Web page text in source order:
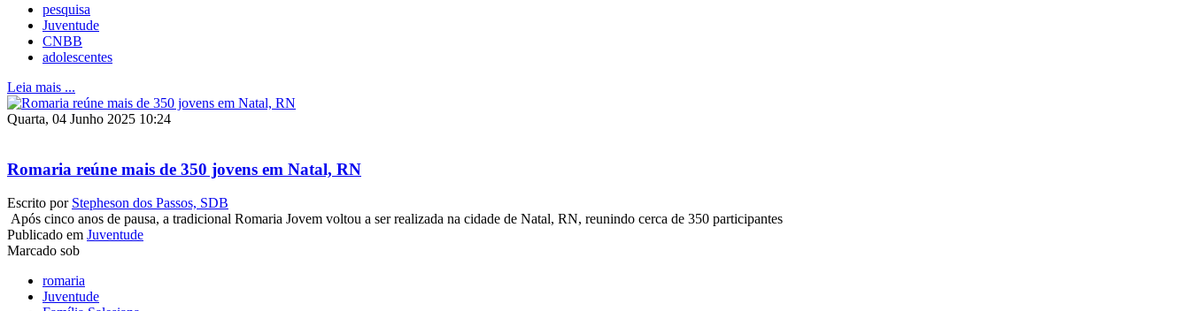
pesquisa
Juventude
CNBB
adolescentes
Leia mais ...
Quarta, 04 Junho 2025 10:24
Romaria reúne mais de 350 jovens em Natal, RN
Escrito por Stepheson dos Passos, SDB
Após cinco anos de pausa, a tradicional Romaria Jovem voltou a ser realizada na cidade de Natal, RN, reunindo cerca de 350 participantes
Publicado em Juventude
Marcado sob
romaria
Juventude